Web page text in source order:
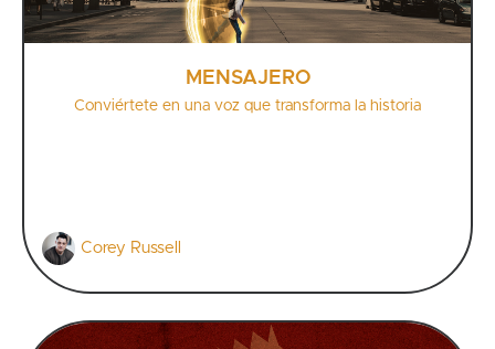
MENSAJERO
Conviértete en una voz que transforma la historia
Corey Russell